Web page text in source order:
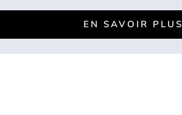
EN SAVOIR PLUS